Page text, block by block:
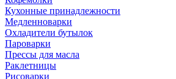
Кухонные принадлежности
Медленноварки
Охладители бутылок
Пароварки
Прессы для масла
Раклетницы
Рисоварки